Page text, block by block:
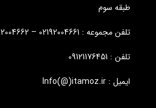
طبقه سوم
تلفن مجموعه : 02192004661 – 02192004662
تلفن : 09121176451
ایمیل : Info(@)itamoz.ir